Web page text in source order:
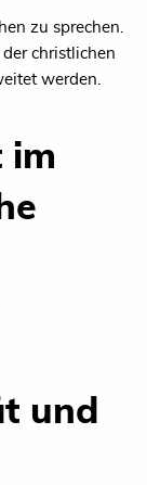
zu sprechen.
christlichen
werden.
im
und